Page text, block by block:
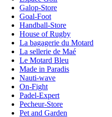
Galop-Store
Goal-Foot
Handball-Store
House of Rugby
La bagagerie du Motard
La sellerie de Maé
Le Motard Bleu
Made in Paradis
Nauti-wave
On-Fight
Padel-Expert
Pecheur-Store
Pet and Garden